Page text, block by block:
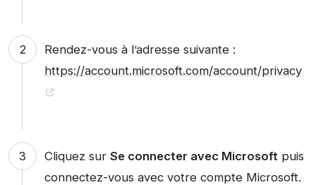
Rendez-vous à l’adresse suivante :
https://account.microsoft.com/account/privacy
Cliquez sur Se connecter avec Microsoft puis
connectez-vous avec votre compte Microsoft.